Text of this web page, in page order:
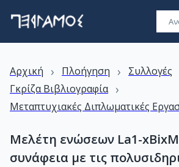
Αρχική › Πλοήγηση › Συλλογές
Γκρίζα Βιβλιογραφία ›
Μεταπτυχιακές Διπλωματικές
Μελέτη ενώσεων La1-
συνάφεια με τις